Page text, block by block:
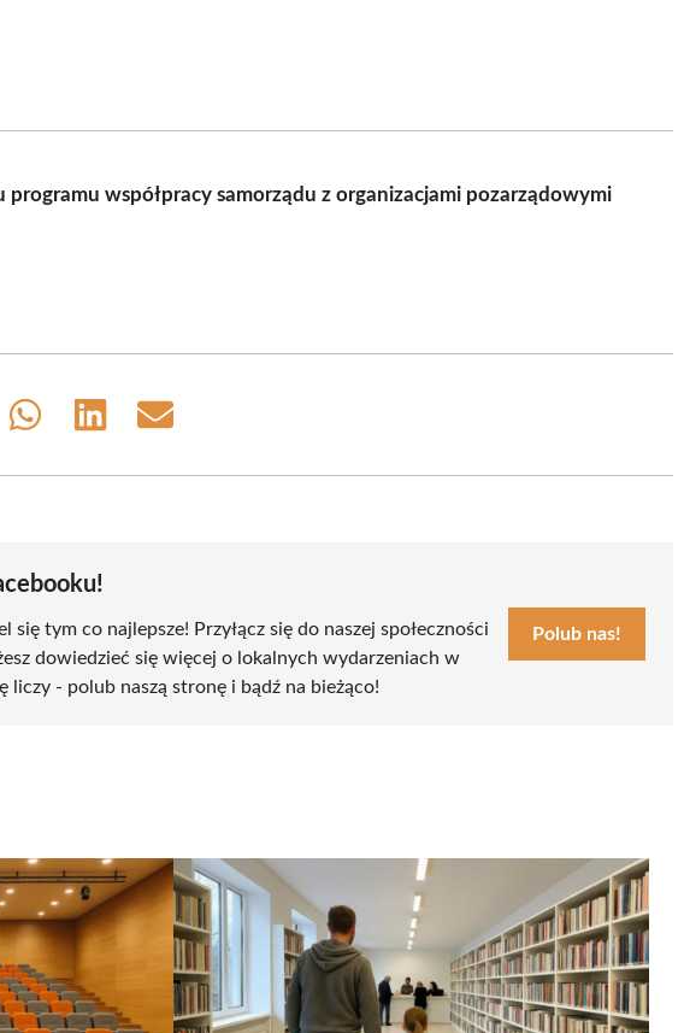
współpracy samorządu z organizacjami pozarządowymi
Share
Share
Share
tym co najlepsze! Przyłącz się do naszej społeczności
dowiedzieć się więcej o lokalnych wydarzeniach w
liczy - polub naszą stronę i bądź na bieżąco!
Polub nas!